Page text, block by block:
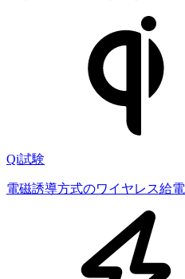
Qi試験
電磁誘導方式のワイヤレス給電